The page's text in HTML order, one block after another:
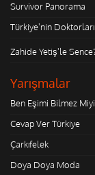
Survivor Panorama
Türkiye'nin Doktorları
Zahide Yetiş'le
Yarışmalar
Ben Eşimi Bilmez
Cevap Ver Türkiye
Çarkıfelek
Doya Doya Moda